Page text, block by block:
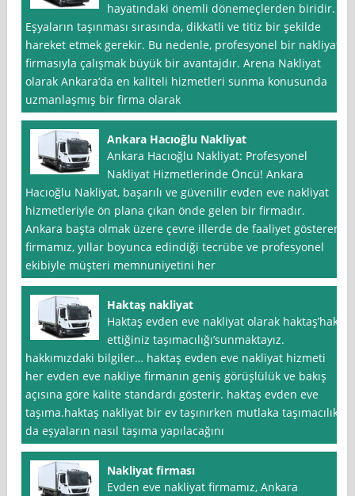
hayatındaki önemli dönemeçlerden biridir.
Eşyaların taşınması sırasında, dikkatli ve titiz bir şekilde
hareket etmek gerekir. Bu nedenle, profesyonel bir nakliyat
firmasıyla çalışmak büyük bir avantajdır. Arena Nakliyat
olarak Ankara‘da en kaliteli hizmetleri sunma konusunda
uzmanlaşmış bir firma olarak
Ankara Hacıoğlu Nakliyat
Ankara Hacıoğlu Nakliyat: Profesyonel
Nakliyat Hizmetlerinde Öncü! Ankara
Hacıoğlu Nakliyat, başarılı ve güvenilir evden eve nakliyat
hizmetleriyle ön plana çıkan önde gelen bir firmadır.
Ankara başta olmak üzere çevre illerde de faaliyet gösteren
firmamız, yıllar boyunca edindiği tecrübe ve profesyonel
ekibiyle müşteri memnuniyetini her
Haktaş nakliyat
Haktaş evden eve nakliyat olarak haktaş’hak
ettiğiniz taşımacılığı’sunmaktayız.
hakkımızdaki bilgiler… haktaş evden eve nakliyat hizmeti
her evden eve nakliye firmanın geniş görüşlülük ve bakış
açısına göre kalite standardı gösterir. haktaş evden eve
taşıma.haktaş nakliyat bir ev taşınırken mutlaka taşımacılık
da eşyaların nasıl taşıma yapılacağını
Nakliyat firması
Evden eve nakliyat firmamız, Ankara